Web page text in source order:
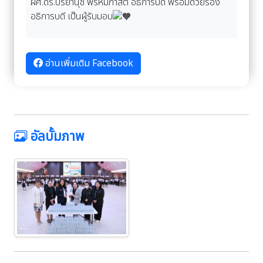
ผศ.ดร.ปรียานุช พรหมภาสิต อธิการบดี พร้อมด้วยรอง
อธิการบดี เป็นผู้รับมอบ
อ่านเพิ่มเติม Facebook
อัลบั้มภาพ